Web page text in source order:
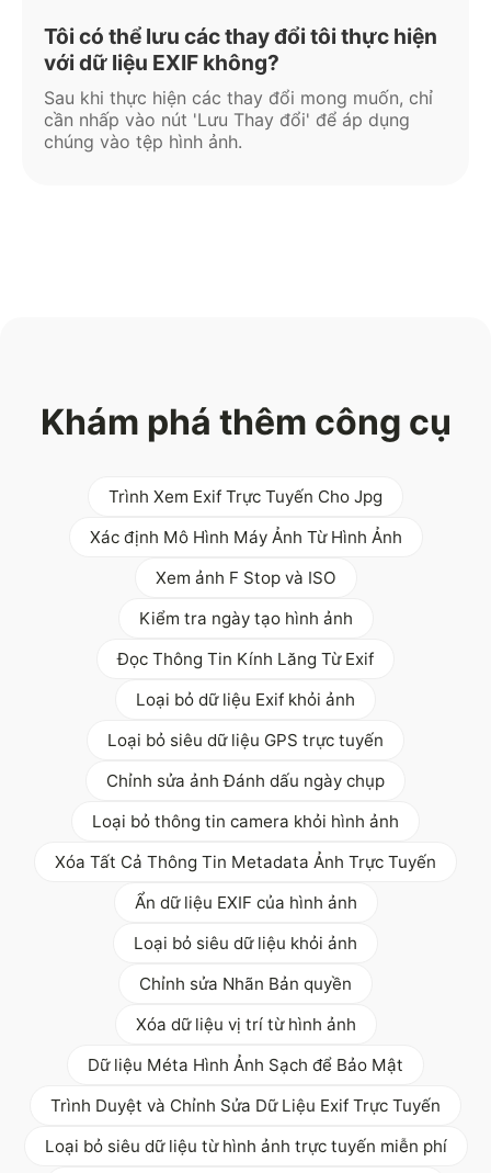
Tôi có thể lưu các thay đổi tôi thực hiện
với dữ liệu EXIF không?
Sau khi thực hiện các thay đổi mong muốn, chỉ
cần nhấp vào nút 'Lưu Thay đổi' để áp dụng
chúng vào tệp hình ảnh.
Khám phá thêm công cụ
Trình Xem Exif Trực Tuyến Cho Jpg
Xác định Mô Hình Máy Ảnh Từ Hình Ảnh
Xem ảnh F Stop và ISO
Kiểm tra ngày tạo hình ảnh
Đọc Thông Tin Kính Lăng Từ Exif
Loại bỏ dữ liệu Exif khỏi ảnh
Loại bỏ siêu dữ liệu GPS trực tuyến
Chỉnh sửa ảnh Đánh dấu ngày chụp
Loại bỏ thông tin camera khỏi hình ảnh
Xóa Tất Cả Thông Tin Metadata Ảnh Trực Tuyến
Ẩn dữ liệu EXIF của hình ảnh
Loại bỏ siêu dữ liệu khỏi ảnh
Chỉnh sửa Nhãn Bản quyền
Xóa dữ liệu vị trí từ hình ảnh
Dữ liệu Méta Hình Ảnh Sạch để Bảo Mật
Trình Duyệt và Chỉnh Sửa Dữ Liệu Exif Trực Tuyến
Loại bỏ siêu dữ liệu từ hình ảnh trực tuyến miễn phí